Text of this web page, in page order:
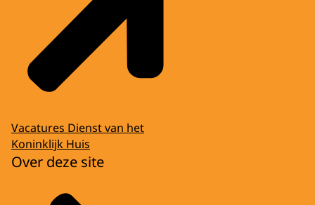
Vacatures Dienst van het
Koninklijk Huis
Over deze site